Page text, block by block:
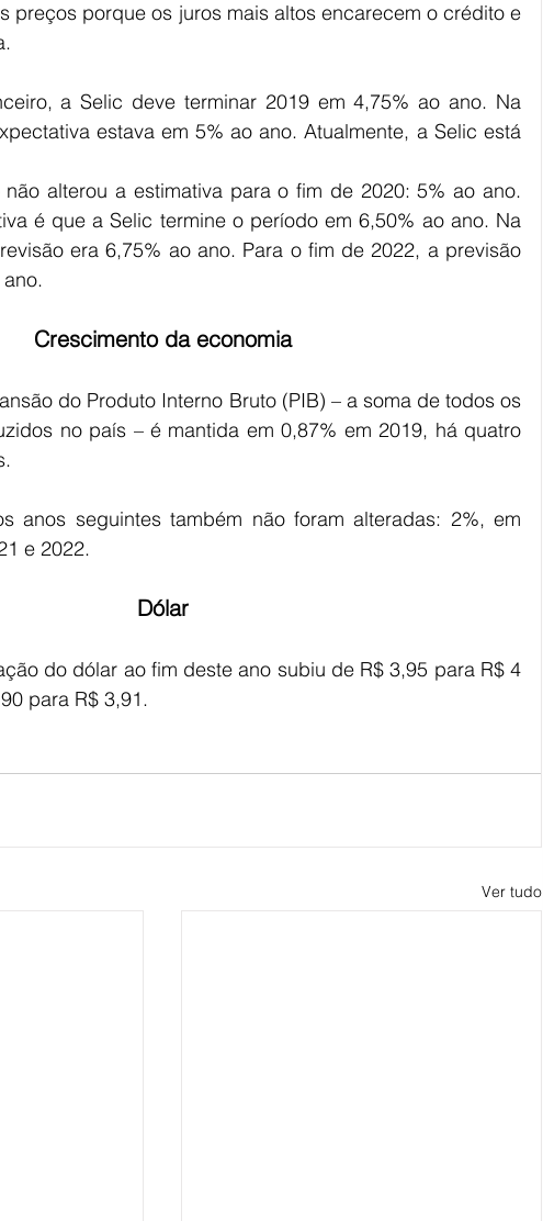
preços porque os juros mais altos encarecem o crédito e
a Selic deve terminar 2019 em 4,75% ao ano. Na
estava em 5% ao ano. Atualmente, a Selic está
alterou a estimativa para o fim de 2020: 5% ao ano.
é que a Selic termine o período em 6,50% ao ano. Na
era 6,75% ao ano. Para o fim de 2022, a previsão
Crescimento da economia
do Produto Interno Bruto (PIB) – a soma de todos os
no país – é mantida em 0,87% em 2019, há quatro
anos seguintes também não foram alteradas: 2%, em
e 2022.
Dólar
do dólar ao fim deste ano subiu de R$ 3,95 para R$ 4
para R$ 3,91.
Ver tudo